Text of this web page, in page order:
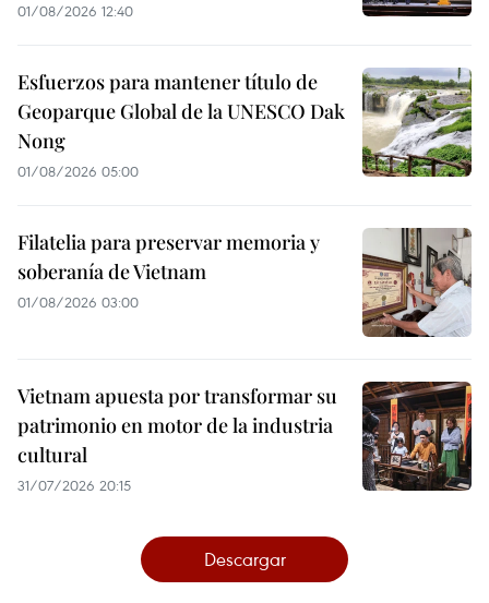
01/08/2026 12:40
Esfuerzos para mantener título de
Geoparque Global de la UNESCO Dak
Nong
01/08/2026 05:00
Filatelia para preservar memoria y
soberanía de Vietnam
01/08/2026 03:00
Vietnam apuesta por transformar su
patrimonio en motor de la industria
cultural
31/07/2026 20:15
Descargar